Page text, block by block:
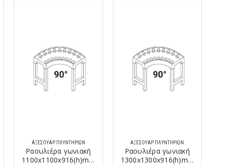
ΑΞΕΣΟΥΆΡ ΠΛΥΝΤΗΡΊΩΝ
Ραουλιέρα γωνιακή
1100x1100x916(h)mm
ΑΞΕΣΟΥΆΡ ΠΛΥΝΤΗΡΊΩΝ
Ραουλιέρα γωνιακή
1300x1300x916(h)mm